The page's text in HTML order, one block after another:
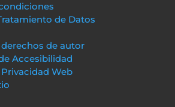
de Datos
derechos de autor
Accesibilidad
Web